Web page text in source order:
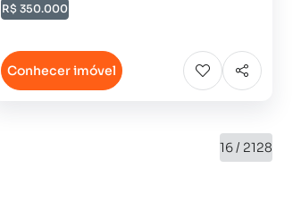
R$ 350.000
Conhecer imóvel
16 / 2128